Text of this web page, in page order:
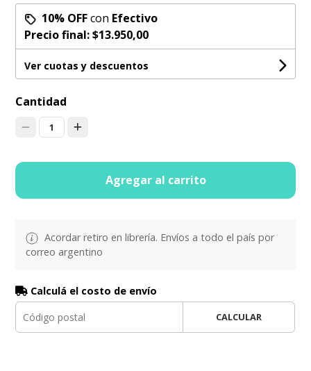
10% OFFcon Efectivo
Precio final:$13.950,00
Ver cuotas y descuentos
Cantidad
1
Agregar al carrito
Acordar retiro en librería. Envíos a todo el país por
correo argentino
Calculá el costo de envío
CALCULAR